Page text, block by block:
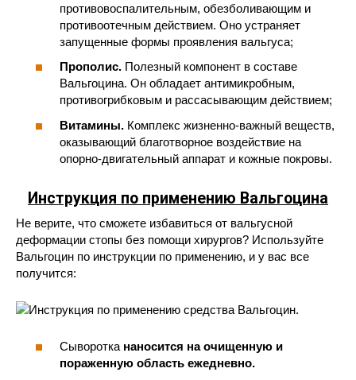
противовоспалительным, обезболивающим и
противоотечным действием. Оно устраняет
запущенные формы проявления вальгуса;
Прополис. Полезный компонент в составе
Вальгоцина. Он обладает антимикробным,
противогрибковым и рассасывающим действием;
Витамины. Комплекс жизненно-важный веществ,
оказывающий благотворное воздействие на
опорно-двигательный аппарат и кожные покровы.
Инструкция по применению Вальгоцина
Не верите, что сможете избавиться от вальгусной
деформации стопы без помощи хирургов? Используйте
Вальгоцин по инструкции по применению, и у вас все
получится:
Сыворотка наносится на очищенную и
пораженную область ежедневно.